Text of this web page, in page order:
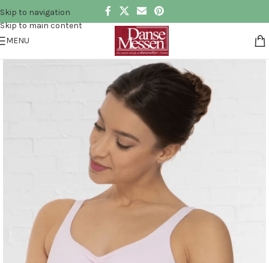
Skip to navigation
Skip to main content
MENU